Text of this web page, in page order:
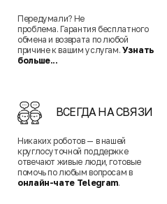
Передумали? Не
проблема. Гарантия бесплатного
обмена и возврата по любой
причине к вашим услугам. Узнать
больше...
ВСЕГДА НА СВЯЗИ
Никаких роботов — в нашей
круглосуточной поддержке
отвечают живые люди, готовые
помочь по любым вопросам в
онлайн-чате Telegram.